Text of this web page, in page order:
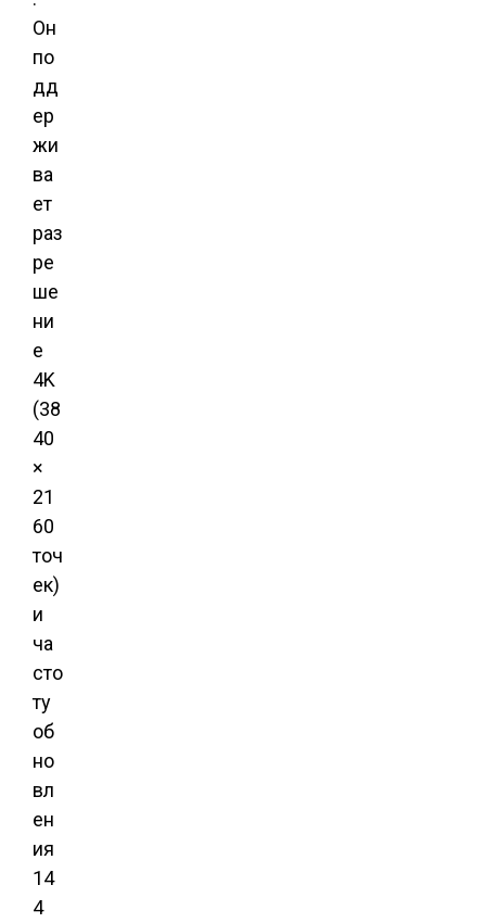
Он
по
дд
ер
жи
ва
ет
раз
ре
ше
ни
е
4K
(38
40
×
21
60
точ
ек)
и
ча
сто
ту
об
но
вл
ен
ия
14
4